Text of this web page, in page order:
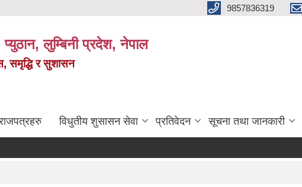
9857836319
लुम्बिनी प्रदेश, नेपाल
समृद्धि र सुशासन
विधुतीय शुसासन सेवा प्रतिवेदन सूचना तथा जानकारी